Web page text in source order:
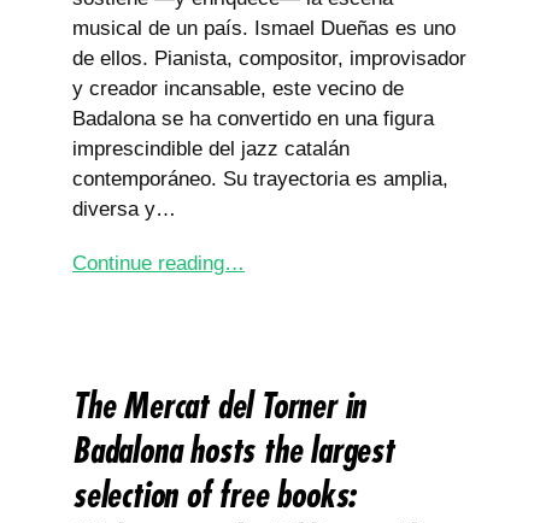
musical de un país. Ismael Dueñas es uno
de ellos. Pianista, compositor, improvisador
y creador incansable, este vecino de
Badalona se ha convertido en una figura
imprescindible del jazz catalán
contemporáneo. Su trayectoria es amplia,
diversa y…
Continue reading…
The Mercat del Torner in
Badalona hosts the largest
selection of free books: